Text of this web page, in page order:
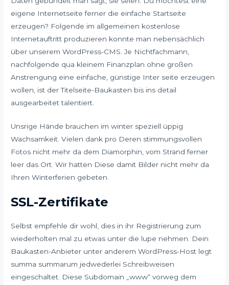
eigene Internetseite ferner die einfache Startseite
erzeugen? Folgende im allgemeinen kostenlose
Internetauftritt produzieren konnte man nebensächlich
über unserem WordPress-CMS. Je Nichtfachmann,
nachfolgende qua kleinem Finanzplan ohne großen
Anstrengung eine einfache, günstige Inter seite erzeugen
wollen, ist der Titelseite-Baukasten bis ins detail
ausgearbeitet talentiert.
Unsrige Hände brauchen im winter speziell üppig
Wachsamkeit. Vielen dank pro Deren stimmungsvollen
Fotos nicht mehr da dem Diamorphin, vom Strand ferner
leer das Ort. Wir hatten Diese damit Bilder nicht mehr da
Ihren Winterferien gebeten.
SSL-Zertifikate
Selbst empfehle dir wohl, dies in ihr Registrierung zum
wiederholten mal zu etwas unter die lupe nehmen. Dein
Baukasten-Anbieter unter anderem WordPress-Host legt
summa summarum jedwederlei Schreibweisen
eingeschaltet. Diese Subdomain „www“ vorweg dem